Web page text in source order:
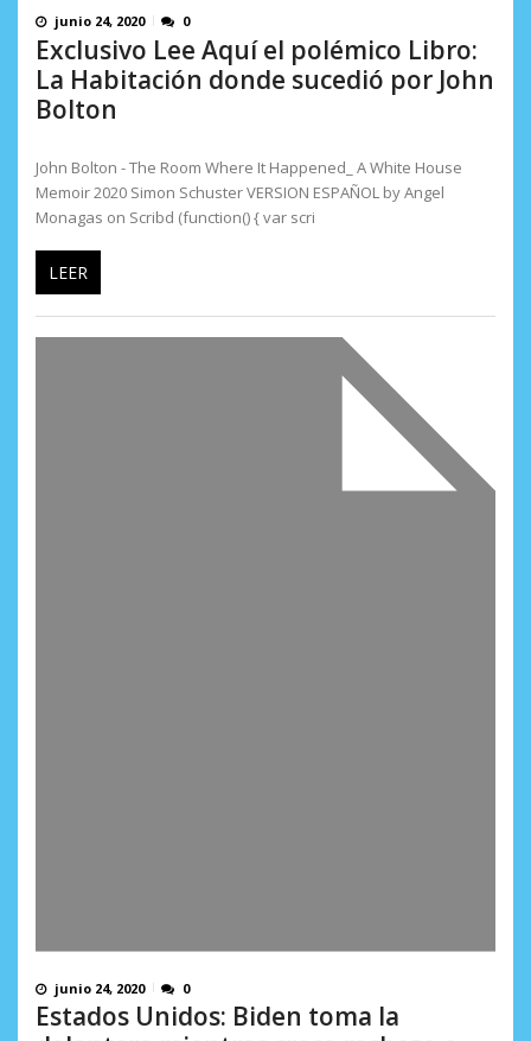
junio 24, 2020 0
Exclusivo Lee Aquí el polémico Libro:
La Habitación donde sucedió por John
Bolton
John Bolton - The Room Where It Happened_ A White House
Memoir 2020 Simon Schuster VERSION ESPAÑOL by Angel
Monagas on Scribd (function() { var scri
LEER
junio 24, 2020 0
Estados Unidos: Biden toma la